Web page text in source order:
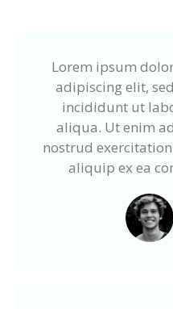
Lorem ipsum
adipiscing elit,
incididunt ut
aliqua. Ut enim
nostrud
aliquip ex ea